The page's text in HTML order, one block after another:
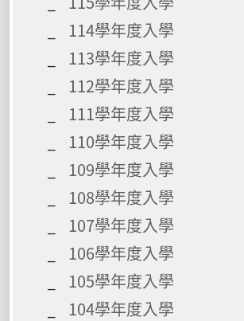
114學年度入學
113學年度入學
112學年度入學
111學年度入學
110學年度入學
109學年度入學
108學年度入學
107學年度入學
106學年度入學
105學年度入學
104學年度入學